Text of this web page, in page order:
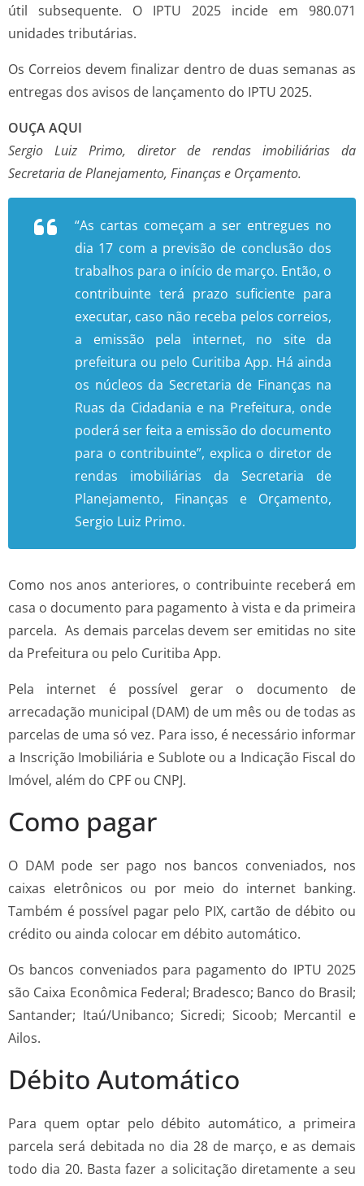
útil subsequente. O IPTU 2025 incide em 980.071
unidades tributárias.
Os Correios devem finalizar dentro de duas semanas as
entregas dos avisos de lançamento do IPTU 2025.
OUÇA AQUI
Sergio Luiz Primo, diretor de rendas imobiliárias da
Secretaria de Planejamento, Finanças e Orçamento.
“As cartas começam a ser entregues no
dia 17 com a previsão de conclusão dos
trabalhos para o início de março. Então, o
contribuinte terá prazo suficiente para
executar, caso não receba pelos correios,
a emissão pela internet, no site da
prefeitura ou pelo Curitiba App. Há ainda
os núcleos da Secretaria de Finanças na
Ruas da Cidadania e na Prefeitura, onde
poderá ser feita a emissão do documento
para o contribuinte”, explica o diretor de
rendas imobiliárias da Secretaria de
Planejamento, Finanças e Orçamento,
Sergio Luiz Primo.
Como nos anos anteriores, o contribuinte receberá em
casa o documento para pagamento à vista e da primeira
parcela. As demais parcelas devem ser emitidas no site
da Prefeitura ou pelo Curitiba App.
Pela internet é possível gerar o documento de
arrecadação municipal (DAM) de um mês ou de todas as
parcelas de uma só vez. Para isso, é necessário informar
a Inscrição Imobiliária e Sublote ou a Indicação Fiscal do
Imóvel, além do CPF ou CNPJ.
Como pagar
O DAM pode ser pago nos bancos conveniados, nos
caixas eletrônicos ou por meio do internet banking.
Também é possível pagar pelo PIX, cartão de débito ou
crédito ou ainda colocar em débito automático.
Os bancos conveniados para pagamento do IPTU 2025
são Caixa Econômica Federal; Bradesco; Banco do Brasil;
Santander; Itaú/Unibanco; Sicredi; Sicoob; Mercantil e
Ailos.
Débito Automático
Para quem optar pelo débito automático, a primeira
parcela será debitada no dia 28 de março, e as demais
todo dia 20. Basta fazer a solicitação diretamente a seu